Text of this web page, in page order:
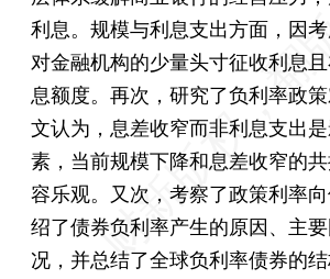
利息。规模与利息支出方面，因
对金融机构的少量头寸征收利息
息额度。再次，研究了负利率政
文认为，息差收窄而非利息支出
素，当前规模下降和息差收窄的
容乐观。又次，考察了政策利率
绍了债券负利率产生的原因、主
况，并总结了全球负利率债券的